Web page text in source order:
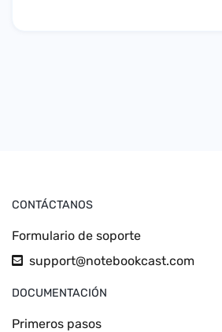
CONTÁCTANOS
Formulario de soporte
support@notebookcast.com
DOCUMENTACIÓN
Primeros pasos